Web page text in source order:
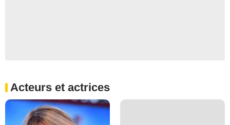
Acteurs et actrices